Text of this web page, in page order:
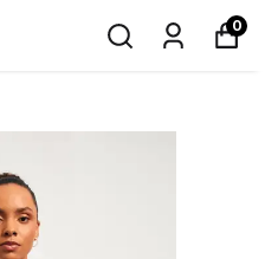
0